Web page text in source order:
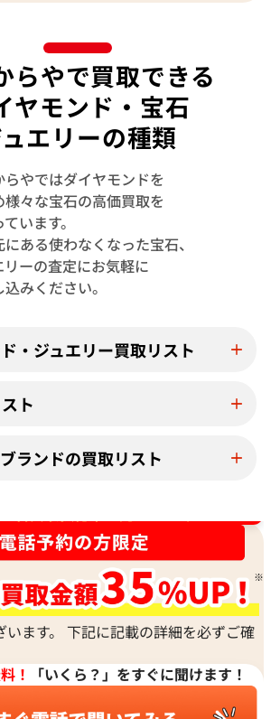
らやで買取できる
ヤモンド・宝石
エリーの種類
らやではダイヤモンドを
様々な宝石の高価買取を
います。
ある使わなくなった宝石、
リーの査定にお気軽に
みください。
・ジュエリー買取リスト
ト
ランドの買取リスト
います。 下記に記載の詳細を必ずご確
！
「いくら？」をすぐに聞けます！